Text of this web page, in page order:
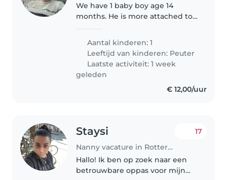
We have 1 baby boy age 14
months. He is more attached to
Aantal kinderen: 1
Leeftijd van kinderen: Peuter
Laatste activiteit: 1 week
geleden
€ 12,00/uur
Staysi
Nanny vacature in Rotterdam
17
Hallo! Ik ben op zoek naar een
betrouwbare oppas voor mijn